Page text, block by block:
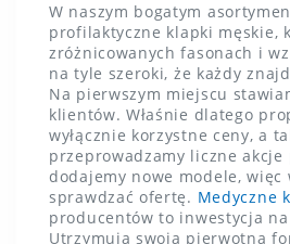
W naszym bogatym
profilaktyczne klapki męskie,
zróżnicowanych fasonach i
na tyle szeroki, że każdy
Na pierwszym miejscu
klientów. Właśnie dlatego
wyłącznie korzystne ceny, a
przeprowadzamy liczne akcje
dodajemy nowe modele, więc
sprawdzać ofertę. Medyczne
producentów to inwestycja
Utrzymują swoją pierwotną